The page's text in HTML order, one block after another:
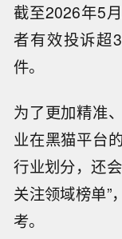
截至2026年5
者有效投诉超
件。
为了更加精准
业在黑猫平台
行业划分，还
关注领域榜单”
考。